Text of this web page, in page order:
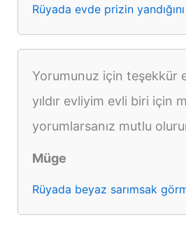
Rüyada evde prizin
Yorumunuz için teşekkür
yıldır evliyim evli biri için
yorumlarsanız mutlu
Müge
Rüyada beyaz sarımsak